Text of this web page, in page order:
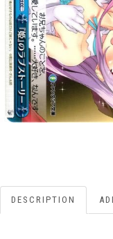
DESCRIPTION